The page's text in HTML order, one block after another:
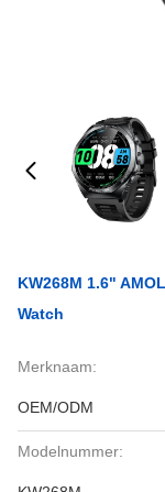
KW268M 1.6"
Watch
Merknaam:
OEM/ODM
Modelnummer: